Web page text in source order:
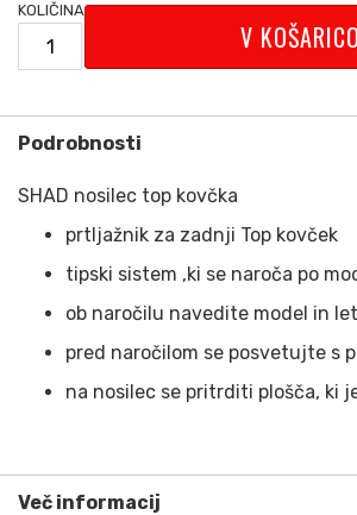
KOLIČINA
V KOŠARICO
Podrobnosti
SHAD nosilec top kovčka
prtljažnik za zadnji Top kovček
tipski sistem ,ki se naroča po
ob naročilu navedite model in
pred naročilom se posvetujte s
na nosilec se pritrditi plošča, ki
Več informacij